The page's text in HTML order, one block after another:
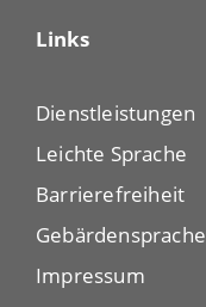
Links
Dienstleistungen
Leichte Sprache
Barrierefreiheit
Gebärdensprache
Impressum